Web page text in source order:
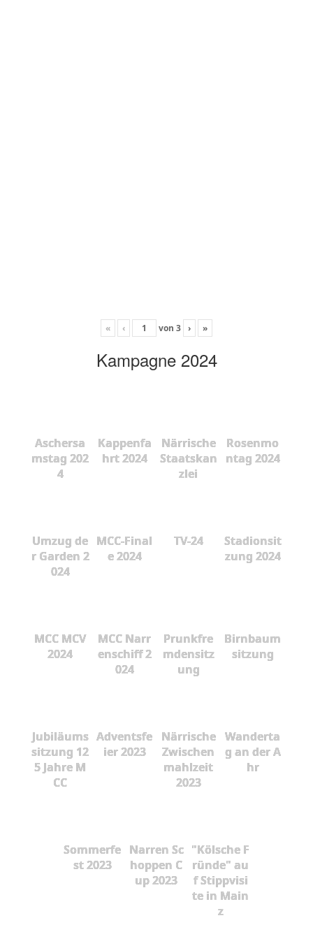
« ‹ von 3 › »
Kampagne 2024
Aschersa
mstag 202
4
Kappenfa
hrt 2024
Närrische
Staatskan
zlei
Rosenmo
ntag 2024
Umzug de
r Garden 2
024
MCC-Final
e 2024
TV-24
Stadionsit
zung 2024
MCC MCV
2024
MCC Narr
enschiff 2
024
Prunkfre
mdensitz
ung
Birnbaum
sitzung
Jubiläums
sitzung 12
5 Jahre M
CC
Adventsfe
ier 2023
Närrische
Zwischen
mahlzeit
2023
Wanderta
g an der A
hr
Sommerfe
st 2023
Narren Sc
hoppen C
up 2023
"Kölsche F
ründe" au
f Stippvisi
te in Main
z